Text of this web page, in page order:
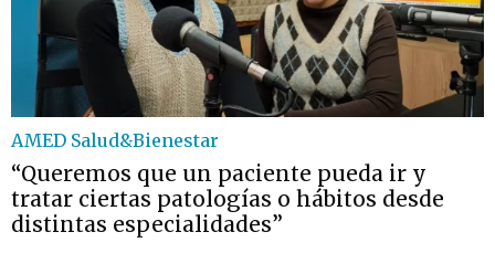
AMED Salud&Bienestar
“Queremos que un paciente pueda ir y
tratar ciertas patologías o hábitos desde
distintas especialidades”